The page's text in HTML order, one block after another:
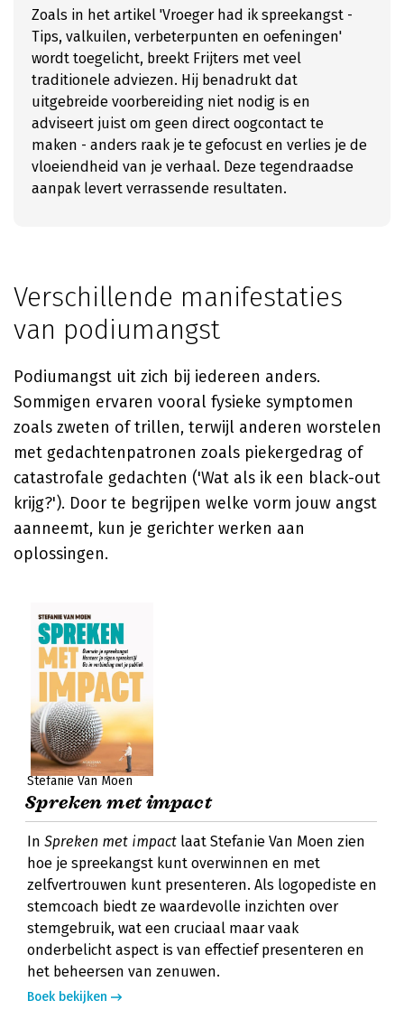
Zoals in het artikel 'Vroeger had ik spreekangst -
Tips, valkuilen, verbeterpunten en oefeningen'
wordt toegelicht, breekt Frijters met veel
traditionele adviezen. Hij benadrukt dat
uitgebreide voorbereiding niet nodig is en
adviseert juist om geen direct oogcontact te
maken - anders raak je te gefocust en verlies je de
vloeiendheid van je verhaal. Deze tegendraadse
aanpak levert verrassende resultaten.
Verschillende manifestaties
van podiumangst
Podiumangst uit zich bij iedereen anders.
Sommigen ervaren vooral fysieke symptomen
zoals zweten of trillen, terwijl anderen worstelen
met gedachtenpatronen zoals piekergedrag of
catastrofale gedachten ('Wat als ik een black-out
krijg?'). Door te begrijpen welke vorm jouw angst
aanneemt, kun je gerichter werken aan
oplossingen.
Stefanie Van Moen
Spreken met impact
In Spreken met impact laat Stefanie Van Moen zien
hoe je spreekangst kunt overwinnen en met
zelfvertrouwen kunt presenteren. Als logopediste en
stemcoach biedt ze waardevolle inzichten over
stemgebruik, wat een cruciaal maar vaak
onderbelicht aspect is van effectief presenteren en
het beheersen van zenuwen.
Boek bekijken